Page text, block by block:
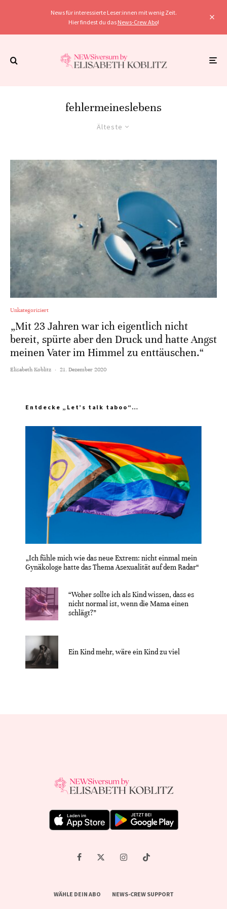
News für interessierte Leser:innen mit wenig Zeit.
Hier findest du das News-Crew Abo!
fehlermeineslebens
Älteste
Unkategorisiert
„Mit 23 Jahren war ich eigentlich nicht
bereit, spürte aber den Druck und hatte Angst
meinen Vater im Himmel zu enttäuschen.“
Elisabeth Koblitz · 21. Dezember 2020
Entdecke „Let’s talk taboo“…
„Ich fühle mich wie das neue Extrem: nicht einmal mein
Gynäkologe hatte das Thema Asexualität auf dem Radar“
“Woher sollte ich als Kind wissen, dass es
nicht normal ist, wenn die Mama einen
schlägt?”
Ein Kind mehr, wäre ein Kind zu viel
WÄHLE DEIN ABO NEWS-CREW SUPPORT